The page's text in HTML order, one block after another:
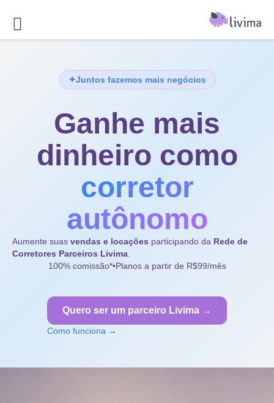
✦Juntos fazemos mais negócios
Ganhe mais
dinheiro como
corretor
autônomo
Aumente suas vendas e locações participando da Rede de
Corretores Parceiros Livima
100% comissão*•Planos a partir de R$99/mês
Quero ser um parceiro Livima →
Como funciona →